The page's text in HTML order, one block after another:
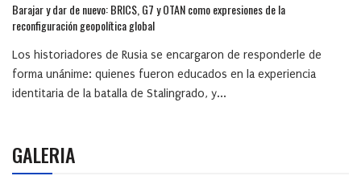
Barajar y dar de nuevo: BRICS, G7 y OTAN como expresiones de la
reconfiguración geopolítica global
Los historiadores de Rusia se encargaron de responderle de
forma unánime: quienes fueron educados en la experiencia
identitaria de la batalla de Stalingrado, y...
GALERIA